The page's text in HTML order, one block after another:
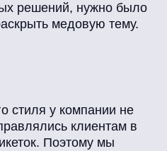
решений, нужно было
медовую тему.
стиля у компании не
клиентам в
Поэтому мы